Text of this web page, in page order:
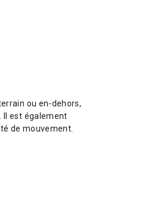
ou en-dehors,
Il est également
de mouvement.